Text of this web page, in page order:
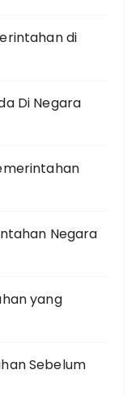
di
Di Negara
Negara
yang
Sebelum